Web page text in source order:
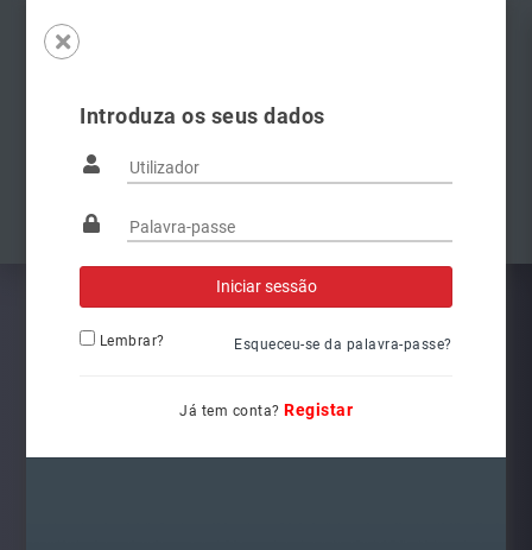
Introduza os seus dados
Lembrar? Esqueceu-se da palavra-passe?
Já tem conta? Registar
Famílias